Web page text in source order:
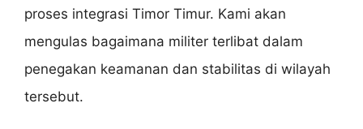
proses integrasi Timor Timur. Kami akan
mengulas bagaimana militer terlibat dalam
penegakan keamanan dan stabilitas di wilayah
tersebut.